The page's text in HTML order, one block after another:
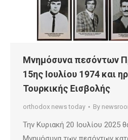
Μνημόσυνα πεσόντων
15ης Ιουλίου 1974 και
Τουρκικής Εισβολής
orthodox news today By
Την Κυριακή 20 Ιουλίου 2025